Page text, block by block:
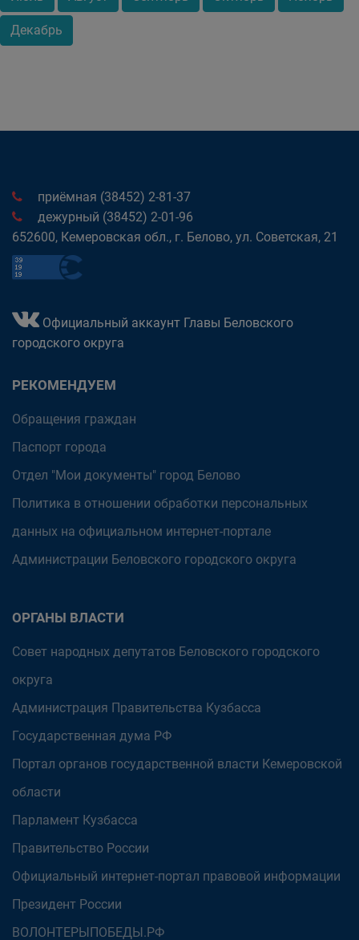
Декабрь
приёмная (38452) 2-81-37
дежурный (38452) 2-01-96
652600, Кемеровская обл., г. Белово, ул. Советская, 21
Официальный аккаунт Главы Беловского
городского округа
РЕКОМЕНДУЕМ
Обращения граждан
Паспорт города
Отдел "Мои документы" город Белово
Политика в отношении обработки персональных
данных на официальном интернет-портале
Администрации Беловского городского округа
ОРГАНЫ ВЛАСТИ
Совет народных депутатов Беловского городского
округа
Администрация Правительства Кузбасса
Государственная дума РФ
Портал органов государственной власти Кемеровской
области
Парламент Кузбасса
Правительство России
Официальный интернет-портал правовой информации
Президент России
ВОЛОНТЕРЫПОБЕДЫ.РФ